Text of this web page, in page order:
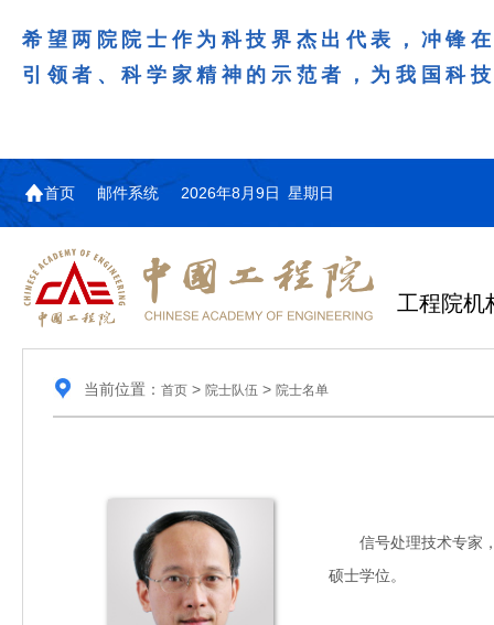
希望两院院士作为科技界杰出代表，冲锋
引领者、科学家精神的示范者，为我国科
首页 邮件系统 2026年8月9日 星期日
工程院机
当前位置： 首页> 院士队伍 > 院士名单
信号处理技术专家，
硕士学位。